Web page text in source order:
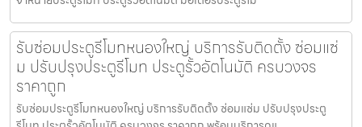
รับซ่อมประตูรีโมทหนองใหญ่ บริการรับติดตั้ง ซ่อมแซ่
ม ปรับปรุงประตูรีโมท ประตูรั้วอัตโนมัติ ครบวงจร
ราคาถูก
รับซ่อมประตูรีโมทหนองใหญ่ บริการรับติดตั้ง ซ่อมแซ่ม ปรับปรุงประตู